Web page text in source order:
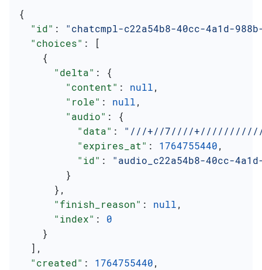
{
  "id"
: "chatcmpl-c22a54b8-40cc-4a1d-
  "choices"
: [
    {
      "delta"
: {
        "content"
: null,
        "role"
: null,
        "audio"
: {
          "data"
: "///+//7////+////////////
          "expires_at"
: 1764755440,
          "id"
: "audio_c22a54b8-40cc-
        }
      },
      "finish_reason"
: null,
      "index"
: 0
    }
  ],
  "created"
: 1764755440,